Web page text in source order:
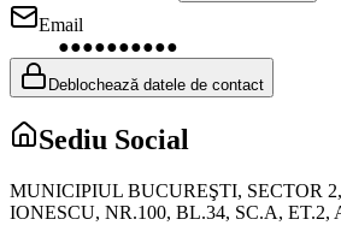
Email
●●●●●●●●●●
Deblochează datele de contact
Sediu Social
MUNICIPIUL BUCUREŞTI, SECTOR
IONESCU, NR.100, BL.34, SC.A, ET.2,